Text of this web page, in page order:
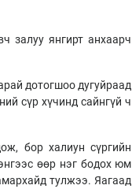
залуу янгирт анхаарч
дотогшоо дугуйраад
сүр хүчинд сайнгүй ч
бор халиун сүргийн
өөр нэг бодох юм
тулжээ. Яагаад